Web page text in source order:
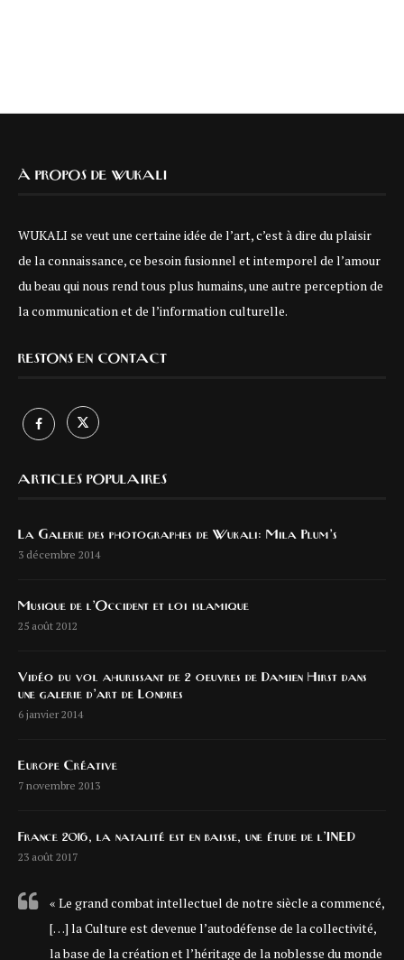
À PROPOS DE WUKALI
WUKALI se veut une certaine idée de l’art, c’est à dire du plaisir
de la connaissance, ce besoin fusionnel et intemporel de l’amour
du beau qui nous rend tous plus humains, une autre perception de
la communication et de l’information culturelle.
RESTONS EN CONTACT
ARTICLES POPULAIRES
La Galerie des photographes de Wukali: Mila Plum’s
3 décembre 2014
Musique de l’Occident et loi islamique
25 août 2012
Vidéo du vol ahurissant de 2 oeuvres de Damien Hirst dans
une galerie d’art de Londres
6 janvier 2014
Europe Créative
7 novembre 2013
France 2016, la natalité est en baisse, une étude de l’INED
23 août 2017
« Le grand combat intellectuel de notre siècle a commencé,
[…] la Culture est devenue l’autodéfense de la collectivité,
la base de la création et l’héritage de la noblesse du monde